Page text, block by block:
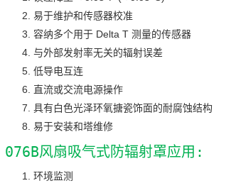
易于维护和传感器校准
容纳多个用于 Delta T 测量的传感器
与外部发射率无关的辐射误差
低导电互连
直流或交流电源操作
具有白色光泽环氧搪瓷饰面的耐腐蚀结构
易于安装和塔维修
076B风扇吸气式防辐射罩应用:
环境监测